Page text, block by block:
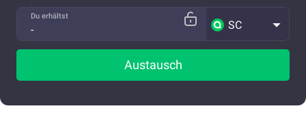
Du erhältst
SC
Austausch